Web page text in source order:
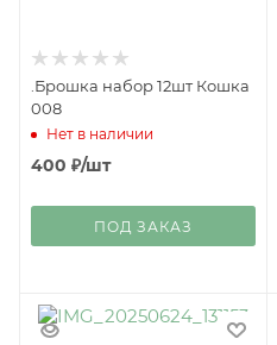
.Брошка набор 12шт Кошка
008
Нет в наличии
400 ₽/шт
ПОД ЗАКАЗ